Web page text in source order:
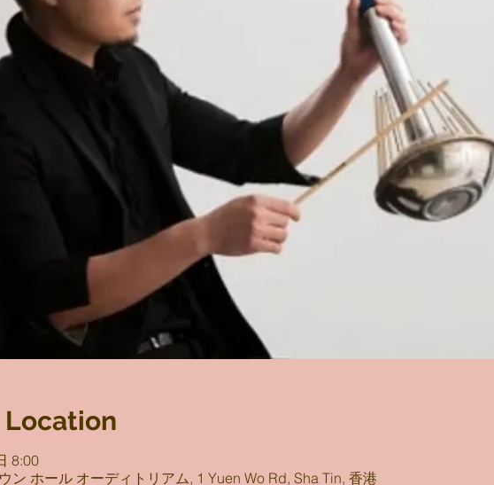
Location
8:00
ン ホール オーディトリアム, 1 Yuen Wo Rd, Sha Tin, 香港